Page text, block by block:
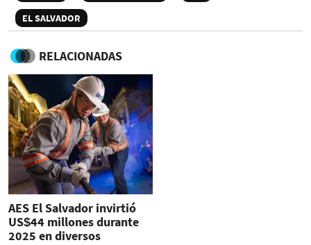
EL SALVADOR
RELACIONADAS
AES El Salvador invirtió
US$44 millones durante
2025 en diversos